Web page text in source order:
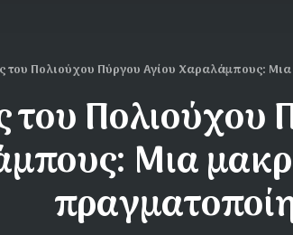
του Πολιούχου Πύργου Αγίου Χαραλάμπους:
του Πολιούχου
Μια